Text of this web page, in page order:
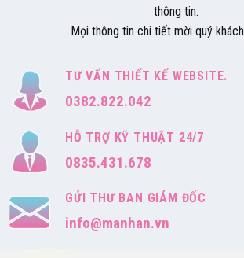
thông tin.
Mọi thông tin chi tiết mời quý
TƯ VẤN THIẾT KẾ WEBSITE.
0382.822.042
HỖ TRỢ KỸ THUẬT 24/7
0835.431.678
GỬI THƯ BAN GIÁM ĐỐC
info@manhan.vn